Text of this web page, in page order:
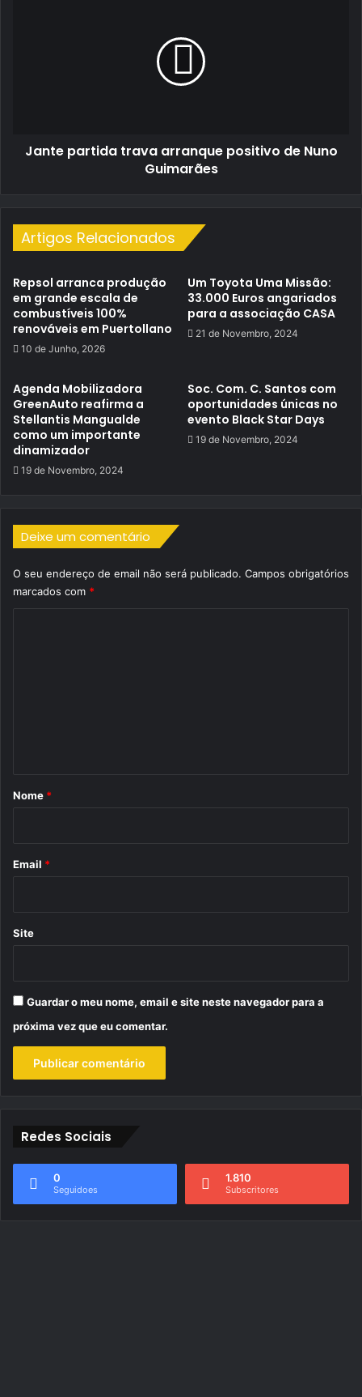
Jante partida trava arranque positivo de Nuno
Guimarães
Artigos Relacionados
Repsol arranca produção
em grande escala de
combustíveis 100%
renováveis em Puertollano
10 de Junho, 2026
Um Toyota Uma Missão:
33.000 Euros angariados
para a associação CASA
21 de Novembro, 2024
Agenda Mobilizadora
GreenAuto reafirma a
Stellantis Mangualde
como um importante
dinamizador
19 de Novembro, 2024
Soc. Com. C. Santos com
oportunidades únicas no
evento Black Star Days
19 de Novembro, 2024
Deixe um comentário
O seu endereço de email não será publicado. Campos obrigatórios
marcados com *
r
*
Nome *
Email *
Site
Guardar o meu nome, email e site neste navegador para a
próxima vez que eu comentar.
Redes Sociais
0
Seguidoes
1.810
Subscritores